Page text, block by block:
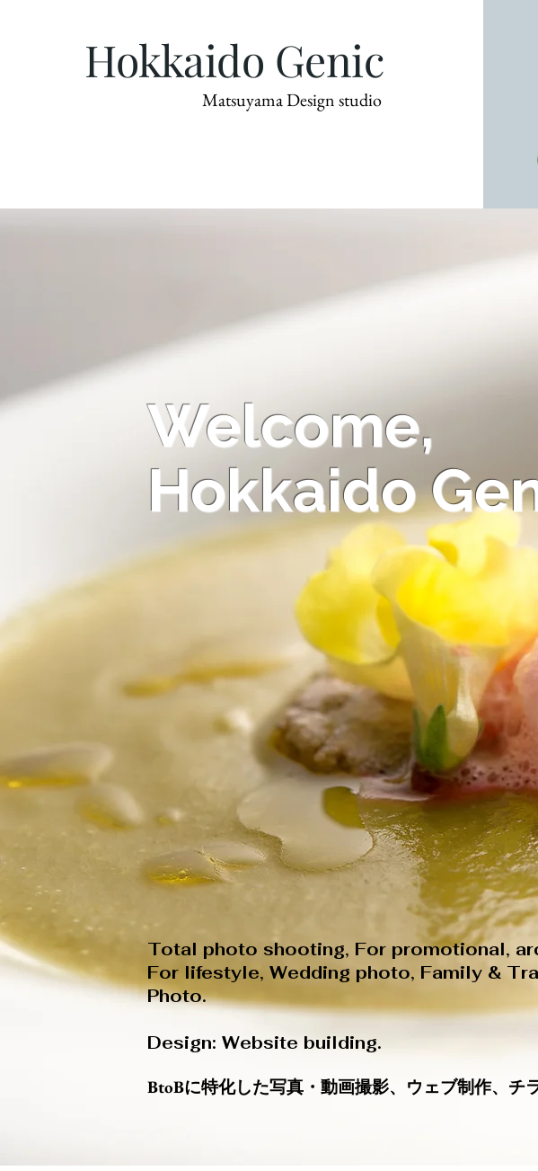
Hokkaido Genic
Matsuyama Design studio
Welcome,
Hokkaido
Total photo shooting, For promotional,
For lifestyle, Wedding photo, Family &
Photo.
Design: Website building.
BtoBに特化した写真・動画撮影、ウェブ制作、チ